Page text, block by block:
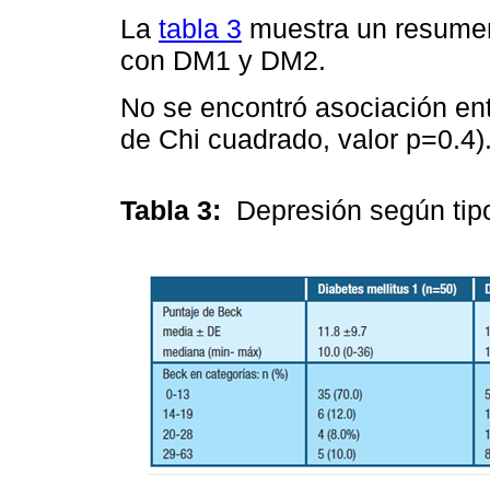
La tabla 3 muestra un
con DM1 y DM2.
No se encontró asociación
de Chi cuadrado, valor
Tabla 3: Depresión según